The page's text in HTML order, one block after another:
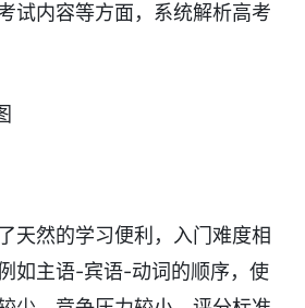
试内容等方面，系统解析高考
天然的学习便利，入门难度相
如主语-宾语-动词的顺序，使